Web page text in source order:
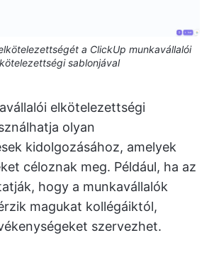
a ClickUp munkavállalói
sablonjával
elkötelezettségi
olyan
kidolgozásához, amelyek
céloznak meg. Például, ha az
hogy a munkavállalók
magukat kollégáiktól,
szervezhet.